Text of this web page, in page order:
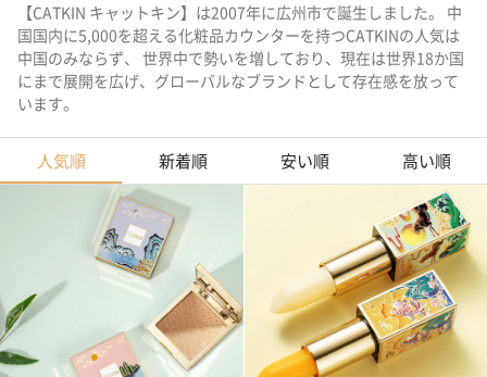
【CATKIN キャットキン】は2007年に広州市で誕生しました。 中
国国内に5,000を超える化粧品カウンターを持つCATKINの人気は
中国のみならず、 世界中で勢いを増しており、現在は世界18か国
にまで展開を広げ、グローバルなブランドとして存在感を放って
います。
人気順 新着順 安い順 高い順